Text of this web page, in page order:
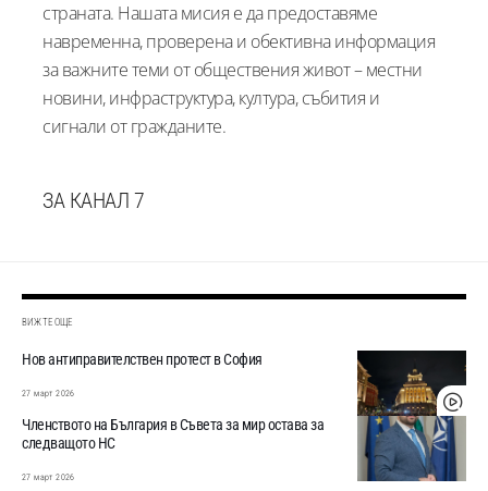
страната. Нашата мисия е да предоставяме
навременна, проверена и обективна информация
за важните теми от обществения живот – местни
новини, инфраструктура, култура, събития и
сигнали от гражданите.
ЗА КАНАЛ 7
ВИЖТЕ ОЩЕ
Нов антиправителствен протест в София
27 март 2026
Членството на България в Съвета за мир остава за
следващото НС
27 март 2026